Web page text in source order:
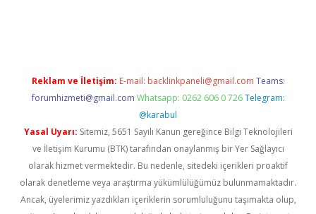
Reklam ve İletişim: E-mail: backlinkpaneli@gmail.com Teams:
forumhizmeti@gmail.com Whatsapp: 0262 606 0 726 Telegram:
@karabul
Yasal Uyarı: Sitemiz, 5651 Sayılı Kanun gereğince Bilgi Teknolojileri
ve İletişim Kurumu (BTK) tarafından onaylanmış bir Yer Sağlayıcı
olarak hizmet vermektedir. Bu nedenle, sitedeki içerikleri proaktif
olarak denetleme veya araştırma yükümlülüğümüz bulunmamaktadır.
Ancak, üyelerimiz yazdıkları içeriklerin sorumluluğunu taşımakta olup,